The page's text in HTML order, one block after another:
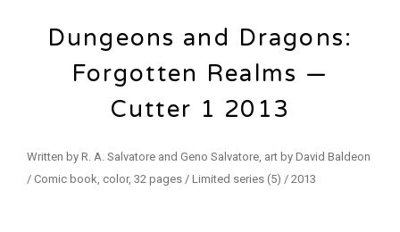
Dungeons and Dragons:
Forgotten Realms —
Cutter 1 2013
Written by R. A. Salvatore and Geno Salvatore, art by David Baldeon
/ Comic book, color, 32 pages / Limited series (5) / 2013